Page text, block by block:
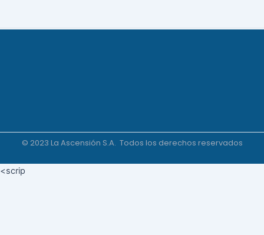
© 2023 La Ascensión S.A. Todos los derechos reservados
<scrip